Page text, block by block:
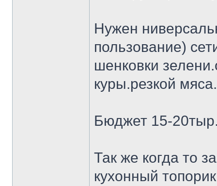
Нужен
пользование)
шенковки
куры.резкой
Бюджет 15-
Так же когда то
кухонный